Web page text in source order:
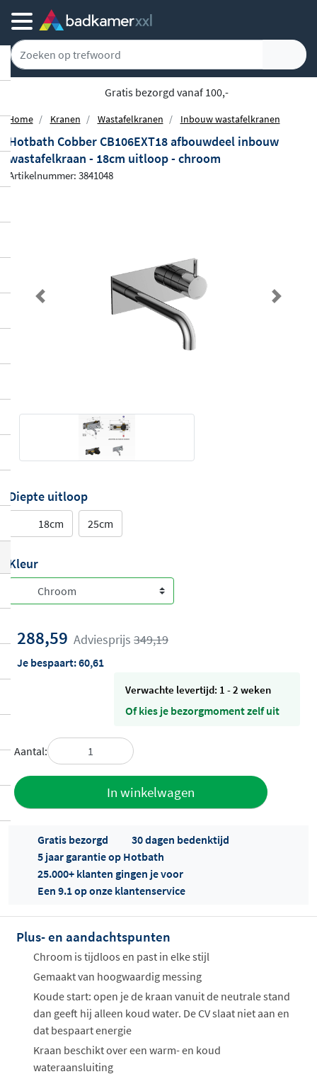
Gratis bezorgd vanaf 100,-
Home Kranen Wastafelkranen Inbouw wastafelkranen
Hotbath Cobber CB106EXT18 afbouwdeel inbouw
wastafelkraan - 18cm uitloop - chroom
Artikelnummer: 3841048
Previous Next
Diepte uitloop
18cm 25cm
Kleur
288,59 Adviesprijs 349,19
Je bespaart:60,61
Verwachte levertijd: 1 - 2 weken
Of kies je bezorgmoment zelf uit
Aantal:
In winkelwagen
Offertes
ophalen...
Gratis bezorgd
30 dagen bedenktijd
5 jaar garantie op Hotbath
25.000+ klanten gingen je voor
Een 9.1 op onze klantenservice
Plus- en aandachtspunten
Chroom is tijdloos en past in elke stijl
Gemaakt van hoogwaardig messing
Koude start: open je de kraan vanuit de neutrale stand
dan geeft hij alleen koud water. De CV slaat niet aan en
dat bespaart energie
Kraan beschikt over een warm- en koud
wateraansluiting